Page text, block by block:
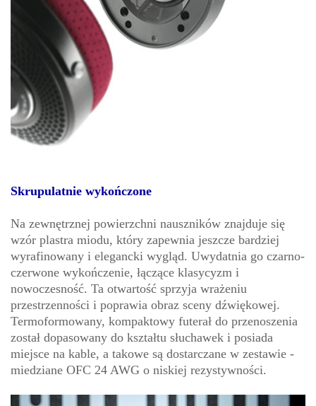
Skrupulatnie wykończone
Na zewnętrznej powierzchni nauszników znajduje się
wzór plastra miodu, który zapewnia jeszcze bardziej
wyrafinowany i elegancki wygląd. Uwydatnia go czarno-
czerwone wykończenie, łączące klasycyzm i
nowoczesność. Ta otwartość sprzyja wrażeniu
przestrzenności i poprawia obraz sceny dźwiękowej.
Termoformowany, kompaktowy futerał do przenoszenia
został dopasowany do kształtu słuchawek i posiada
miejsce na kable, a takowe są dostarczane w zestawie -
miedziane OFC 24 AWG o niskiej rezystywności.